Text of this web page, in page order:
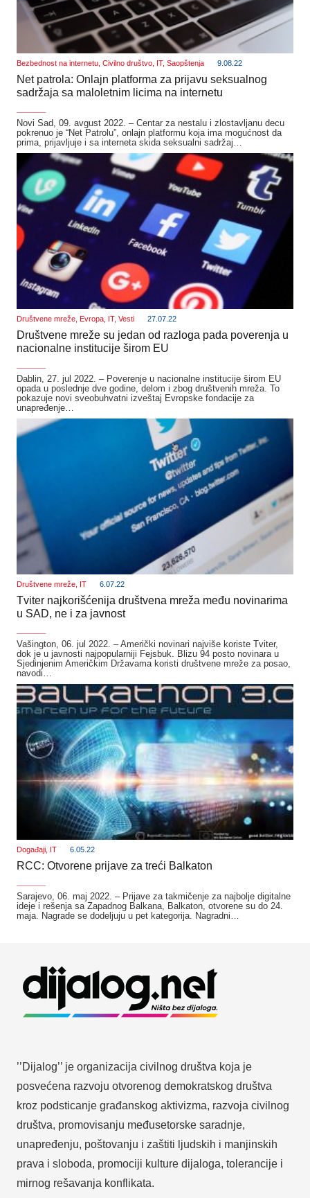
Bezbednost na internetu Civilno društvo IT, Saopštenja 9.08.22
Net patrola: Onlajn platforma za prijavu seksualnog
sadržaja sa maloletnim licima na internetu
Novi Sad, 09. avgust 2022. – Centar za nestalu i zlostavljanu decu
pokrenuo je “Net Patrolu”, onlajn platformu koja ima mogućnost da
prima, prijavljuje i sa interneta skida seksualni sadržaj…
Društvene mreže Evropa IT, Vesti 27.07.22
Društvene mreže su jedan od razloga pada poverenja u
nacionalne institucije širom EU
Dablin, 27. jul 2022. – Poverenje u nacionalne institucije širom EU
opada u poslednje dve godine, delom i zbog društvenih mreža. To
pokazuje novi sveobuhvatni izveštaj Evropske fondacije za
unapređenje…
Društvene mreže IT 6.07.22
Tviter najkorišćenija društvena mreža među novinarima
u SAD, ne i za javnost
Vašington, 06. jul 2022. – Američki novinari najviše koriste Tviter,
dok je u javnosti najpopularniji Fejsbuk. Blizu 94 posto novinara u
Sjedinjenim Američkim Državama koristi društvene mreže za posao,
navodi…
Događaji IT 6.05.22
RCC: Otvorene prijave za treći Balkaton
Sarajevo, 06. maj 2022. – Prijave za takmičenje za najbolje digitalne
ideje i rešenja sa Zapadnog Balkana, Balkaton, otvorene su do 24.
maja. Nagrade se dodeljuju u pet kategorija. Nagradni…
’’Dijalog’’ je organizacija civilnog društva koja je
posvećena razvoju otvorenog demokratskog društva
kroz podsticanje građanskog aktivizma, razvoja civilnog
društva, promovisanju međusetorske saradnje,
unapređenju, poštovanju i zaštiti ljudskih i manjinskih
prava i sloboda, promociji kulture dijaloga, tolerancije i
mirnog rešavanja konflikata.